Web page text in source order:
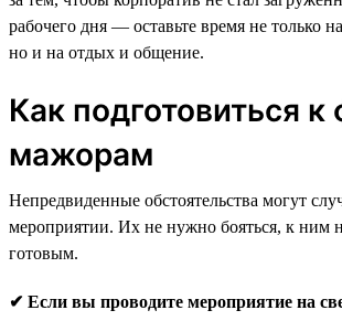
рабочего дня — оставьте время не только
но и на отдых и общение.
Как подготовиться
мажорам
Непредвиденные обстоятельства могут
мероприятии. Их не нужно бояться, к ним
готовым.
✔ Если вы проводите мероприятие на